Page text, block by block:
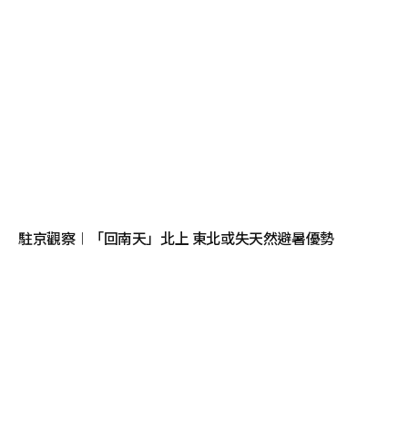
駐京觀察︱「回南天」北上 東北或失天然避暑優勢